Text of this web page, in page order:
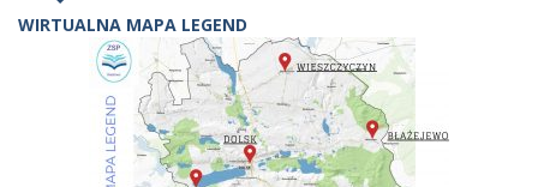
WIRTUALNA MAPA LEGEND